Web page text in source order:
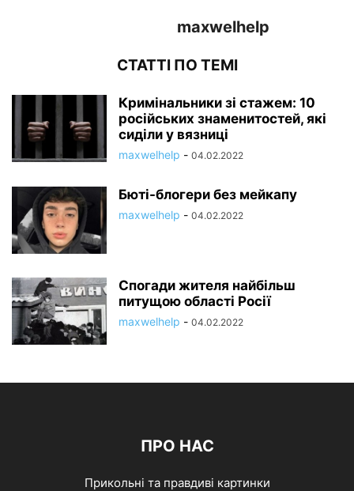
maxwelhelp
СТАТТІ ПО ТЕМІ
Кримінальники зі стажем: 10
російських знаменитостей, які
сиділи у вязниці
maxwelhelp - 04.02.2022
Бюті-блогери без мейкапу
maxwelhelp - 04.02.2022
Спогади жителя найбільш
питущою області Росії
maxwelhelp - 04.02.2022
ПРО НАС
Прикольні та правдиві картинки